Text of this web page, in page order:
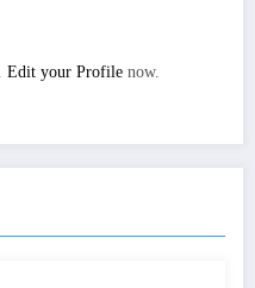
Edit your Profile now.